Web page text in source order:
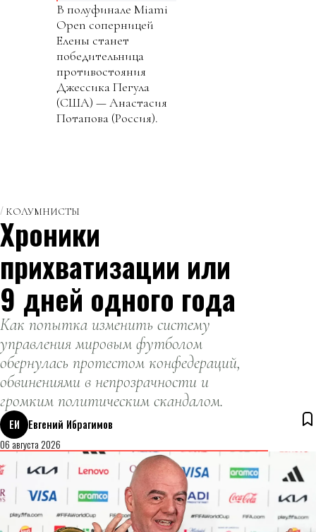
В полуфинале Miami
Open соперницей
Елены станет
победительница
противостояния
Джессика Пегула
(США) — Анастасия
Потапова (Россия).
КОЛУМНИСТЫ
Хроники
прихватизации или
9 дней одного года
Как попытка изменить систему
управления мировым футболом
обернулась протестом конфедераций,
обвинениями в непрозрачности и
громким политическим скандалом.
ЕИ
Евгений Ибрагимов
06 августа 2026